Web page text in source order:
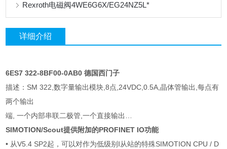
Rexroth电磁阀4WE6G6X/EG24NZ5L*
详细介绍
6ES7 322-8BF00-0AB0 德国西门子
描述：SM 322,数字量输出模块,8点,24VDC,0.5A,晶体管输出,每点有
两个输出
端, 一个内部串联二极管,一个直接输出…
SIMOTION/Scout提供附加的PROFINET IO功能
• 从V5.4 SP2起，可以对作为低级别I从站的特殊SIMOTION CPU / D